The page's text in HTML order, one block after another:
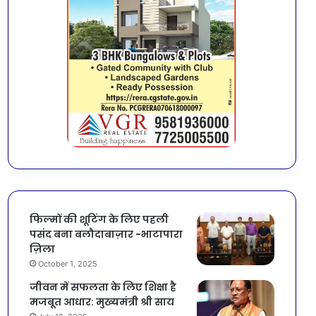
फिल्मों की शूटिंग के लिए पहली
पसंद बना बलौदाबाज़ार -भाटापारा
ज़िला
October 1, 2025
जीवन में सफलता के लिए शिक्षा है
मजबूत आधार: मुख्यमंत्री श्री साय